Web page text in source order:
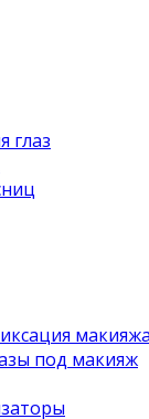
глаз
макияжа
под макияж